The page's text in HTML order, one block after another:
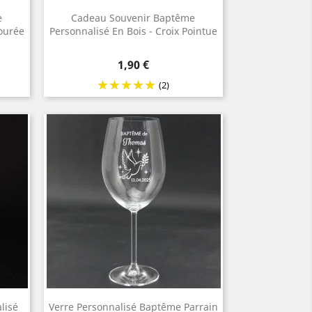
Cadeau Souvenir Baptême
Personnalisé En Bois - Croix Pointue
Prix
1,90 €
(2)
Verre Personnalisé Baptême Parrain